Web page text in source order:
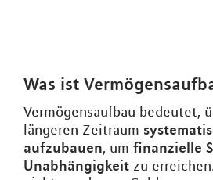
Was ist
Vermögensaufbau bedeutet,
längeren Zeitraum
aufzubauen, um finanzielle
Unabhängigkeit zu